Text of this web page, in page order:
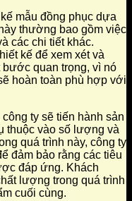
mẫu đồng phục dựa
thường bao gồm việc
các chi tiết khác.
kế để xem xét và
quan trọng, vì nó
hoàn toàn phù hợp với
ty sẽ tiến hành sản
thuộc vào số lượng và
quá trình này, công ty
đảm bảo rằng các tiêu
đáp ứng. Khách
lượng trong quá trình
cuối cùng.